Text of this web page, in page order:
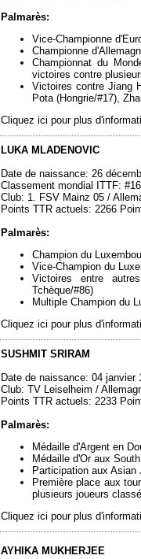
Palmarès:
Vice-Championne
Championne
Championnat du
victoires contre
Victoires contre Jiang
Pota (Hongrie/#17),
Cliquez ici pour plus
LUKA MLADENOVIC
Date de naissance: 26
Classement mondial ITTF:
Club: 1. FSV Mainz 05 /
Points TTR actuels: 2266
Palmarès:
Champion du
Vice-Champion du
Victoires entre
Tchèque/#86)
Multiple Champion du
Cliquez ici pour plus
SUSHMIT SRIRAM
Date de naissance: 04 janvier
Club: TV Leiselheim /
Points TTR actuels: 2233
Palmarès:
Médaille d'Argent en
Médaille d'Or aux
Participation aux Asian
Première place aux
plusieurs joueurs
Cliquez ici pour plus
AYHIKA MUKHERJEE